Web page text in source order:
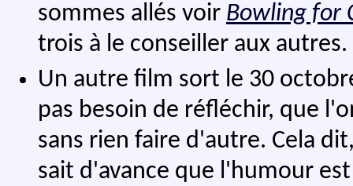
sommes allés voir Bowling for
trois à le conseiller aux autres.
Un autre film sort le 30
pas besoin de réfléchir, que
sans rien faire d'autre. Cela
sait d'avance que l'humour